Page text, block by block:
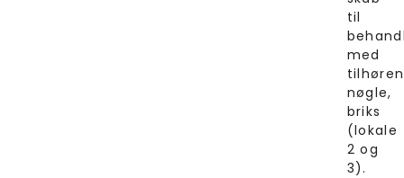
til
med
nøgle,
briks
(lokale
2 og
3).